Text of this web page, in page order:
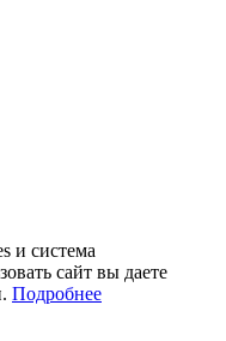
и система
сайт вы даете
Подробнее